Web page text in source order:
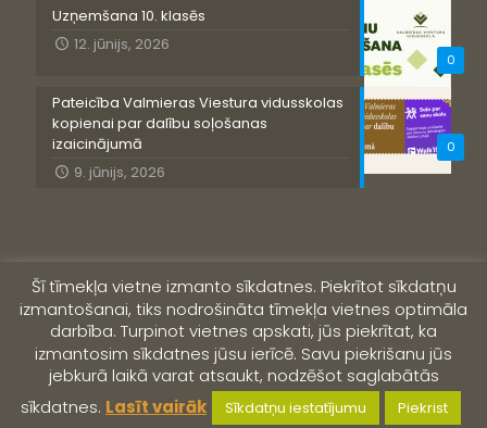
0
Uzņemšana 10. klasēs
12. jūnijs, 2026
0
Pateicība Valmieras Viestura vidusskolas
kopienai par dalību soļošanas
izaicinājumā
9. jūnijs, 2026
© 2019 Valmieras Viestura vidusskola
Šī tīmekļa vietne izmanto sīkdatnes. Piekrītot sīkdatņu
izmantošanai, tiks nodrošināta tīmekļa vietnes optimāla
darbība. Turpinot vietnes apskati, jūs piekrītat, ka
izmantosim sīkdatnes jūsu ierīcē. Savu piekrišanu jūs
jebkurā laikā varat atsaukt, nodzēšot saglabātās
sīkdatnes. Lasīt vairāk Sīkdatņu iestatījumu Piekrist